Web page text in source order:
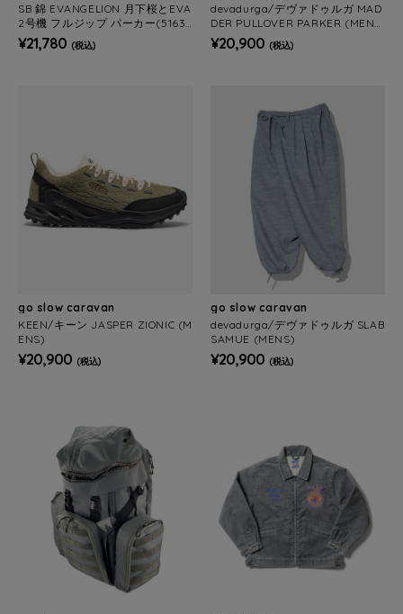
SB 錦 EVANGELION 月下桜とEVA
2号機 フルジップ パーカー(51635
1 MENS/WOMENS)
¥21,780 (税込)
devadurga/デヴァドゥルガ MAD
DER PULLOVER PARKER (MEN
S)
¥20,900 (税込)
go slow caravan
KEEN/キーン JASPER ZIONIC (M
ENS)
¥20,900 (税込)
go slow caravan
devadurga/デヴァドゥルガ SLAB
SAMUE (MENS)
¥20,900 (税込)